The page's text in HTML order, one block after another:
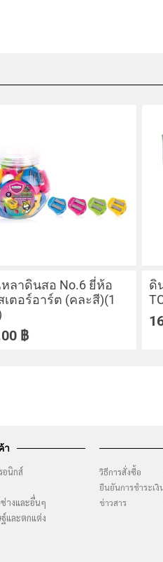
หลาดินสอ No.6 ยี่ห้อ
เตอร์อาร์ต (คละสี)(1
฿
ดิ
า
อนิกส์
างและอื่นๆ
และตกแต่ง
วิธีการสั่งซื้อ
ยืนยันการชำระเงิ
ข่าวสาร